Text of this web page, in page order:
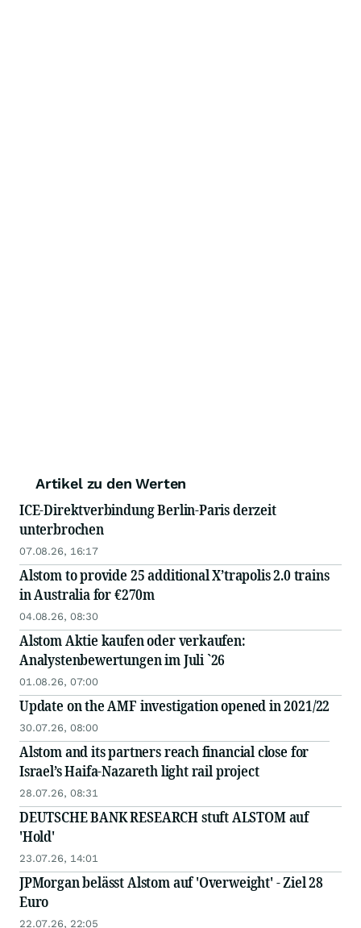
Artikel zu den Werten
ICE-Direktverbindung Berlin-Paris derzeit
unterbrochen
07.08.26, 16:17
Alstom to provide 25 additional X’trapolis 2.0 trains
in Australia for €270m
04.08.26, 08:30
Alstom Aktie kaufen oder verkaufen:
Analystenbewertungen im Juli `26
01.08.26, 07:00
Update on the AMF investigation opened in 2021/22
30.07.26, 08:00
Alstom and its partners reach financial close for
Israel’s Haifa-Nazareth light rail project
28.07.26, 08:31
DEUTSCHE BANK RESEARCH stuft ALSTOM auf
'Hold'
23.07.26, 14:01
JPMorgan belässt Alstom auf 'Overweight' - Ziel 28
Euro
22.07.26, 22:05